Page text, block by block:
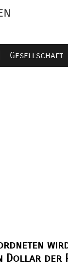
Gesellschaft
Dollar der